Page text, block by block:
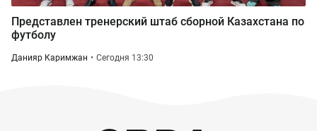
Представлен тренерский штаб сборной Казахстана по
футболу
Данияр Каримжан Сегодня 13:30